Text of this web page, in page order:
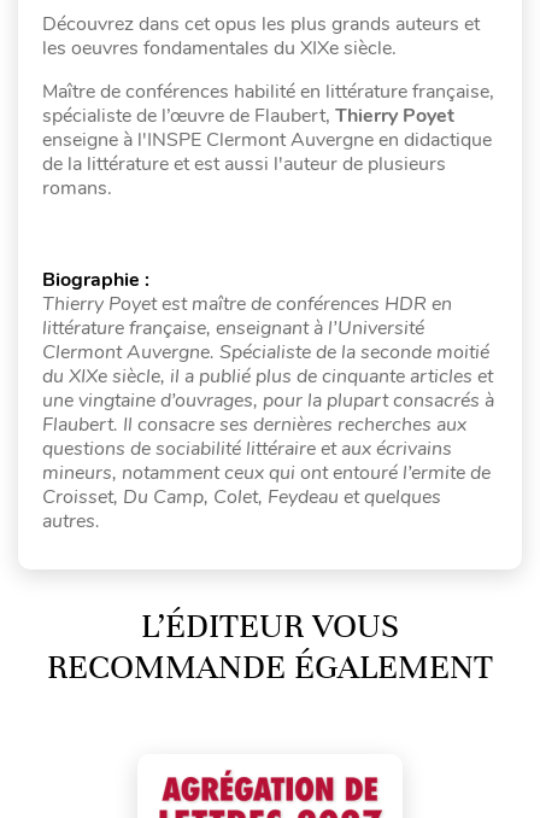
Découvrez dans cet opus les plus grands auteurs et
les oeuvres fondamentales du XIXe siècle.
Maître de conférences habilité en littérature française,
spécialiste de l’œuvre de Flaubert, Thierry Poyet
enseigne à l'INSPE Clermont Auvergne en didactique
de la littérature et est aussi l'auteur de plusieurs
romans.
Biographie :
Thierry Poyet est maître de conférences HDR en
littérature française, enseignant à l’Université
Clermont Auvergne. Spécialiste de la seconde moitié
du XIXe siècle, il a publié plus de cinquante articles et
une vingtaine d’ouvrages, pour la plupart consacrés à
Flaubert. Il consacre ses dernières recherches aux
questions de sociabilité littéraire et aux écrivains
mineurs, notamment ceux qui ont entouré l’ermite de
Croisset, Du Camp, Colet, Feydeau et quelques
autres.
L’ÉDITEUR VOUS
RECOMMANDE ÉGALEMENT